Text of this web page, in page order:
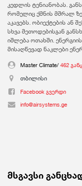
კედლის ტენიანობას.
რომელიც ქმნის მშრალ
აკავებს. ობიექტების ან
სხვა მეთოდებისგან
იშლება ოთახში.
მისაღწევად ნაკლები
Master Climate/ 462
თბილისი
Facebook გვერდი
info@airsystems.ge
მსგავსი